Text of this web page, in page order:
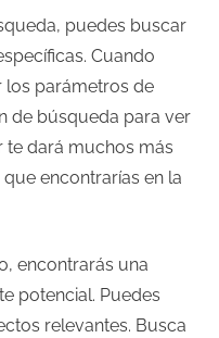
puedes buscar
Cuando
los parámetros de
de búsqueda para ver
te dará muchos más
encontrarías en la
encontrarás una
potencial. Puedes
relevantes. Busca